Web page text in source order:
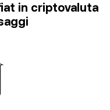
in criptovaluta